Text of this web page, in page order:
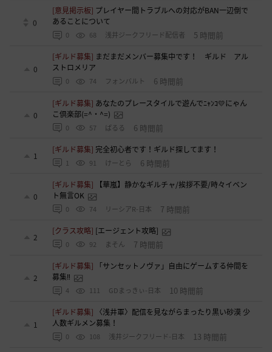
0
[意見掲示板] プレイヤー間トラブルへの対応がBAN一辺倒で
あることについて
0 68 浅井ジークフリード配信者 5 時間前
0
[ギルド募集] まだまだメンバー募集中です！ ギルド アル
ストロメリア
0 74 フォンバルト 6 時間前
0
[ギルド募集] あなたのプレースタイルで遊んでﾆｬﾝｺ💛にゃん
こ倶楽部(=^・^=)
0 57 ぱるる 6 時間前
1
[ギルド募集] 完全初心者です！ギルド探してます！
1 91 けーとら 6 時間前
0
[ギルド募集]
【華嵐】静かなギルチャ/挨拶不要/時々イベン
ト無言OK
0 74 リーシアR-日本 7 時間前
2
[クラス攻略] [エージェント攻略]
0 92 まそん 7 時間前
2
[ギルド募集]
「サンセットノヴァ」自由にゲームする仲間を
募集‼️
4 111 GDまっきぃ-日本 10 時間前
1
[ギルド募集]
〈浅井軍〉配信を見ながらまったり黒い砂漠 少
人数ギルメン募集！
0 108 浅井ジークフリード-日本 13 時間前